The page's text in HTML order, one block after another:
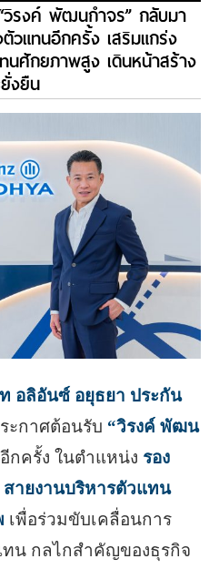
รงค์ พัฒนกำจร” กลับมา
วแทนอีกครั้ง เสริมแกร่ง
นศักยภาพสูง เดินหน้าสร้าง
งยืน
อลิอันซ์ อยุธยา ประกัน
ะกาศต้อนรับ “วิรงค์ พัฒน
กครั้ง ในตำแหน่ง รอง
ายงานบริหารตัวแทน
เพื่อร่วมขับเคลื่อนการ
ทน กลไกสำคัญของธุรกิจ